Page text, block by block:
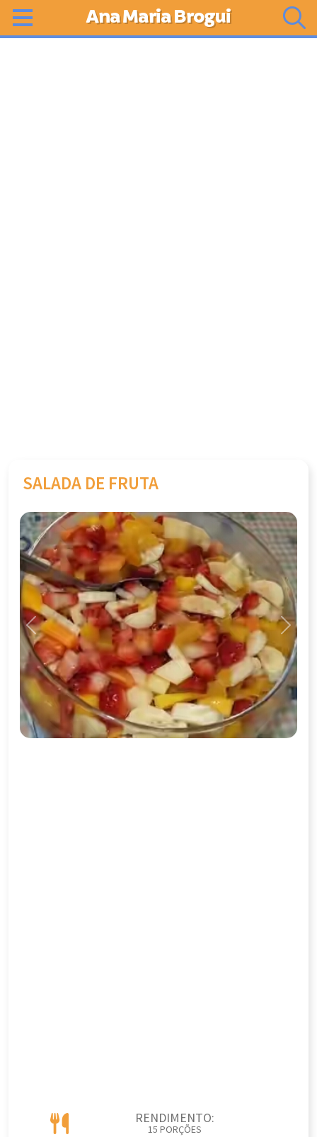
Ana Maria Brogui
SALADA DE FRUTA
Previous Next
RENDIMENTO:
15 PORÇÕES